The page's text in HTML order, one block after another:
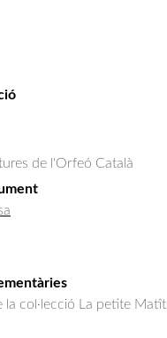
de l'Orfeó Català
la col·lecció La petite